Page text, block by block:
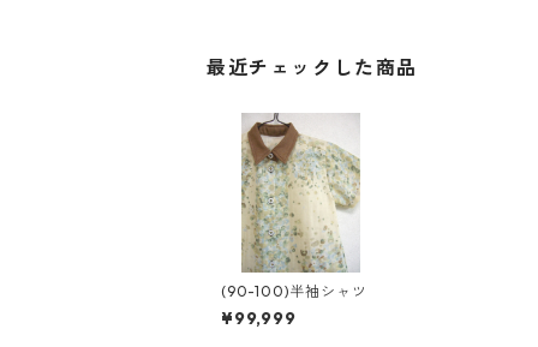
最近チェックした商品
(90-100)半袖シャツ
¥99,999